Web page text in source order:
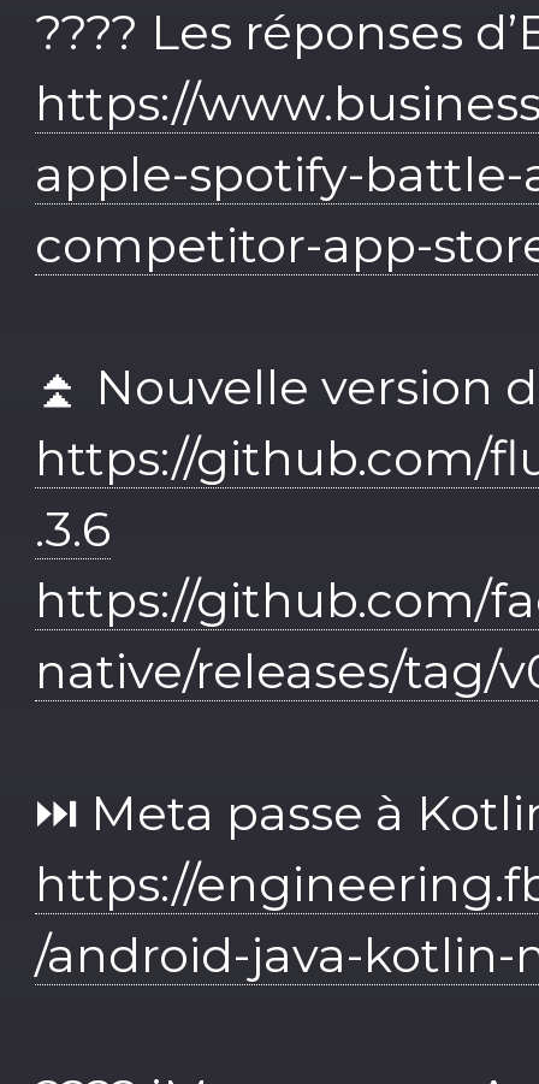
???? Les réponses
https://
apple-spotify-
competitor-app-
⏫ Nouvelle version
https://github.com/
.3.6
https://github.com/
native/releases/tag/
⏭ Meta passe à
https://
/android-java-